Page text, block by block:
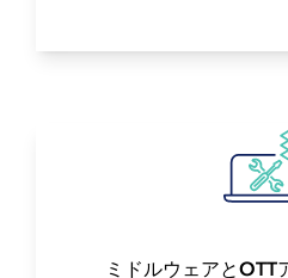
ミドルウェアとOTT